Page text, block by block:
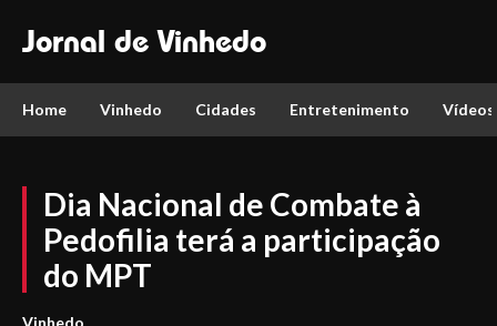
Jornal de Vinhedo
Home Vinhedo Cidades Entretenimento Vídeos
Dia Nacional de Combate à
Pedofilia terá a participação
do MPT
Vinhedo